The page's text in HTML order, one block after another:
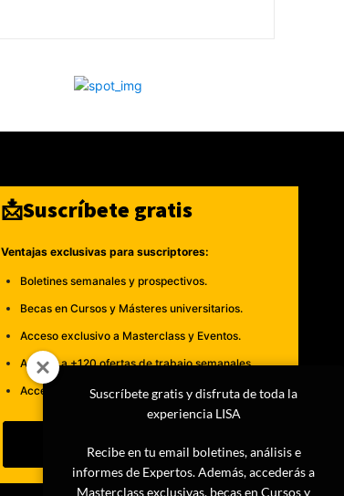
📩Suscríbete gratis
Ventajas exclusivas para suscriptores:
Boletines semanales y prospectivos.
Becas en Cursos y Másteres universitarios.
Acceso exclusivo a Masterclass y Eventos.
Acceso a +120 ofertas de trabajo semanales.
Acceso a LISA Comunidad y LISA Challenge.
Suscribirme
Suscríbete gratis y disfruta de toda la
experiencia LISA
Recibe en tu email boletines, análisis e
informes de Expertos. Además, accederás a
Masterclass exclusivas, becas en Cursos y